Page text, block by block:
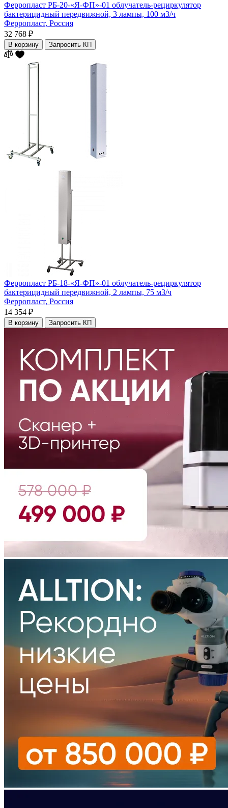
Ферропласт РБ-20-«Я-ФП»-01 облучатель-рециркулятор
бактерицидный передвижной, 3 лампы, 100 м3/ч
Ферропласт, Россия
32 768 ₽
В корзину Запросить КП
Ферропласт РБ-18-«Я-ФП»-01 облучатель-рециркулятор
бактерицидный передвижной, 2 лампы, 75 м3/ч
Ферропласт, Россия
14 354 ₽
В корзину Запросить КП